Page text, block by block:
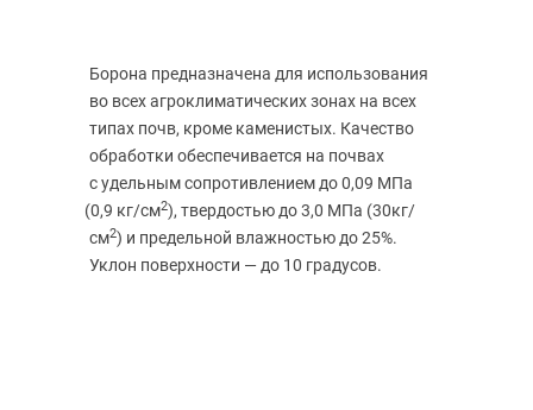
Борона предназначена для использования
во всех агроклиматических зонах на всех
типах почв, кроме каменистых. Качество
обработки обеспечивается на почвах
с удельным сопротивлением до 0,09 МПа
(0,9 кг/см2), твердостью до 3,0 МПа (30кг/
см2) и предельной влажностью до 25%.
Уклон поверхности — до 10 градусов.